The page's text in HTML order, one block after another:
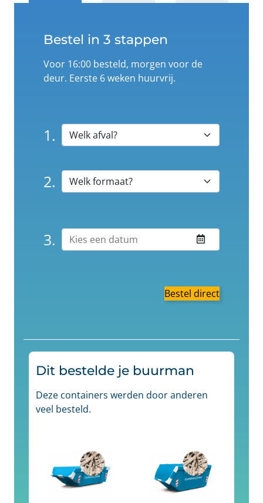
Bestel in 3 stappen
Voor 16:00 besteld, morgen voor de
deur. Eerste 6 weken huurvrij.
1.
2.
3.
Bestel direct
Dit bestelde je buurman
Deze containers werden door anderen
veel besteld.